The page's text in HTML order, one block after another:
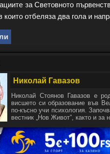
за Световното
които отбеляза два гола и
Николай Гавазов
Николай Стоянов Гавазов е
висшето си образование във
по-късно учи психология.
вестник „Нов Живот”, както и